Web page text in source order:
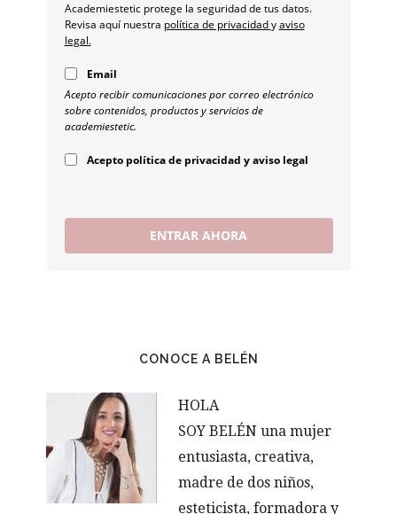
Academiestetic protege la seguridad de tus datos.
Revisa aquí nuestra política de privacidadyaviso
legal.
Email
Acepto recibir comunicaciones por correo electrónico
sobre contenidos, productos y servicios de
academiestetic.
Acepto política de privacidad y aviso legal
ENTRAR AHORA
CONOCE A BELÉN
HOLA
SOY BELÉN una mujer
entusiasta, creativa,
madre de dos niños,
esteticista, formadora y